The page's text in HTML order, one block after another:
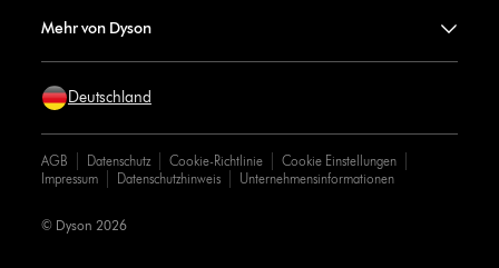
Mehr von Dyson
Deutschland
AGB Datenschutz Cookie-Richtlinie
Cookie Einstellungen
Impressum
Datenschutzhinweis Unternehmensinformationen
© Dyson 2026